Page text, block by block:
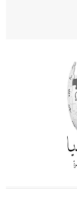
الرأس. ويعود
البحر ويتركب
الحمرة وهو
مصطلحاً